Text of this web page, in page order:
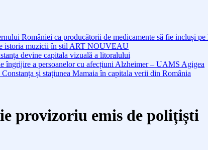
României ca producătorii de medicamente să fie incluși pe
istoria muzicii în stil ART NOUVEAU
devine capitala vizuală a litoralului
îngrijire a persoanelor cu afecțiuni Alzheimer – UAMS Agigea
și stațiunea Mamaia în capitala verii din România
provizoriu emis de polițiști